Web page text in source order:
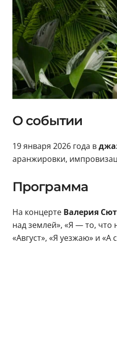
О событии
19 января 2026 года в
аранжировки,
Программа
На концерте Валерия
над землей», «Я — то, что
«Август», «Я уезжаю» и «А